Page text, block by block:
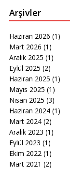
Arşivler
Haziran 2026 (1)
Mart 2026 (1)
Aralık 2025 (1)
Eylül 2025 (2)
Haziran 2025 (1)
Mayıs 2025 (1)
Nisan 2025 (3)
Haziran 2024 (1)
Mart 2024 (2)
Aralık 2023 (1)
Eylül 2023 (1)
Ekim 2022 (1)
Mart 2021 (2)